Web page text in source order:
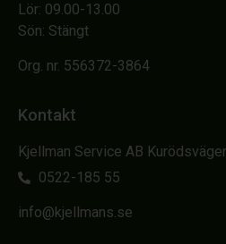
Lör: 09.00-13.00
Sön: Stängt
Org. nr. 556372-3864
Kontakt
Kjellman Service AB
0522-185 55
info@kjellmans.se